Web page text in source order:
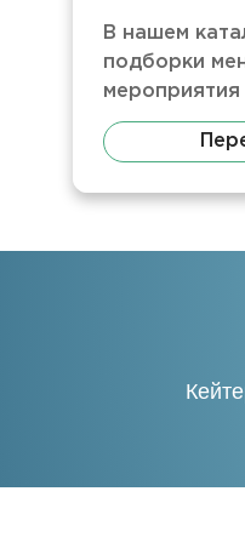
В нашем
подборки